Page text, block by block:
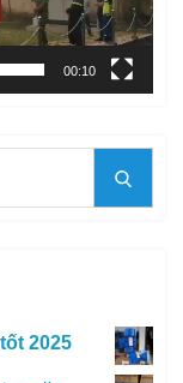
00:10
2025